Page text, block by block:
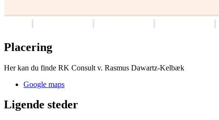
Placering
Her kan du finde RK Consult v. Rasmus Dawartz-Kelbæk
Google maps
Ligende steder